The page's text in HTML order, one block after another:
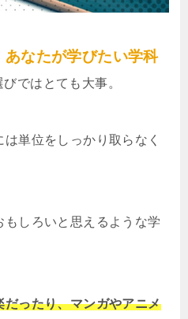
あなたが学びたい学科
ではとても大事。
単位をしっかり取らなく
しろいと思えるような学
ったり、マンガやアニメ